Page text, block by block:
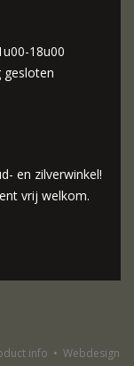
18u00
gesloten
en zilverwinkel!
vrij welkom.
info • Webdesign